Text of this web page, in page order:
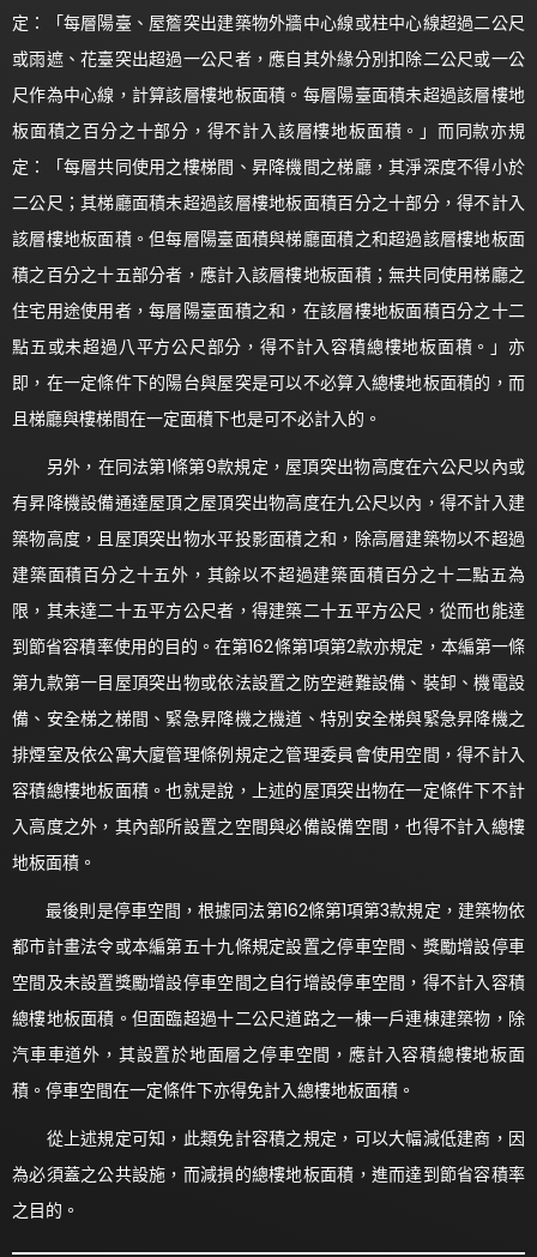
定：「每層陽臺、屋簷突出建築物外牆中心線或柱中心線超過二公尺
或雨遮、花臺突出超過一公尺者，應自其外緣分別扣除二公尺或一公
尺作為中心線，計算該層樓地板面積。每層陽臺面積未超過該層樓地
板面積之百分之十部分，得不計入該層樓地板面積。」而同款亦規
定：「每層共同使用之樓梯間、昇降機間之梯廳，其淨深度不得小於
二公尺；其梯廳面積未超過該層樓地板面積百分之十部分，得不計入
該層樓地板面積。但每層陽臺面積與梯廳面積之和超過該層樓地板面
積之百分之十五部分者，應計入該層樓地板面積；無共同使用梯廳之
住宅用途使用者，每層陽臺面積之和，在該層樓地板面積百分之十二
點五或未超過八平方公尺部分，得不計入容積總樓地板面積。」亦
即，在一定條件下的陽台與屋突是可以不必算入總樓地板面積的，而
且梯廳與樓梯間在一定面積下也是可不必計入的。
另外，在同法第1條第9款規定，屋頂突出物高度在六公尺以內或
有昇降機設備通達屋頂之屋頂突出物高度在九公尺以內，得不計入建
築物高度，且屋頂突出物水平投影面積之和，除高層建築物以不超過
建築面積百分之十五外，其餘以不超過建築面積百分之十二點五為
限，其未達二十五平方公尺者，得建築二十五平方公尺，從而也能達
到節省容積率使用的目的。在第162條第1項第2款亦規定，本編第一條
第九款第一目屋頂突出物或依法設置之防空避難設備、裝卸、機電設
備、安全梯之梯間、緊急昇降機之機道、特別安全梯與緊急昇降機之
排煙室及依公寓大廈管理條例規定之管理委員會使用空間，得不計入
容積總樓地板面積。也就是說，上述的屋頂突出物在一定條件下不計
入高度之外，其內部所設置之空間與必備設備空間，也得不計入總樓
地板面積。
最後則是停車空間，根據同法第162條第1項第3款規定，建築物依
都市計畫法令或本編第五十九條規定設置之停車空間、獎勵增設停車
空間及未設置獎勵增設停車空間之自行增設停車空間，得不計入容積
總樓地板面積。但面臨超過十二公尺道路之一棟一戶連棟建築物，除
汽車車道外，其設置於地面層之停車空間，應計入容積總樓地板面
積。停車空間在一定條件下亦得免計入總樓地板面積。
從上述規定可知，此類免計容積之規定，可以大幅減低建商，因
為必須蓋之公共設施，而減損的總樓地板面積，進而達到節省容積率
之目的。